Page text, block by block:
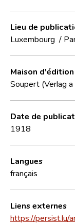
Lieu de
Luxembourg /
Maison d'édition
Soupert (Verlag
Date de
1918
Langues
français
Liens externes
https://persist.lu/